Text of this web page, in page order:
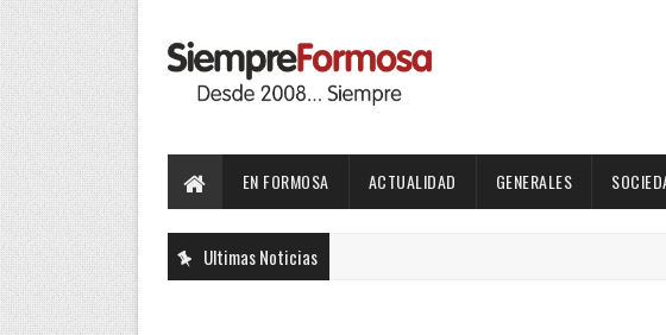
EN FORMOSA ACTUALIDAD GENERALES
Ultimas Noticias